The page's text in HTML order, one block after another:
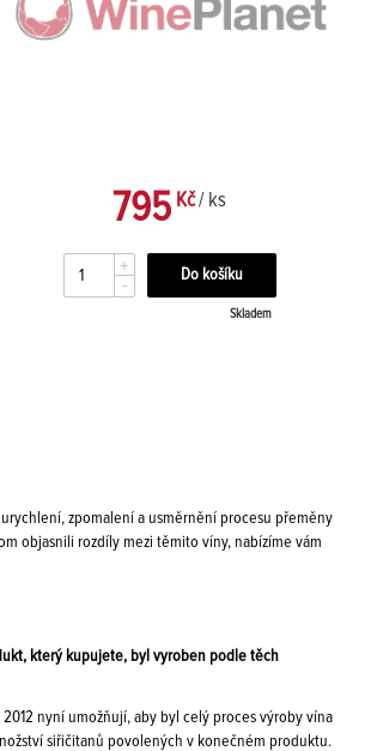
795 Kč/ ks
+
-
Skladem
zpomalení a usměrnění procesu přeměny
objasnili rozdíly mezi těmito víny, nabízíme vám
který kupujete, byl vyroben podle těch
nyní umožňují, aby byl celý proces výroby vína
siřičitanů povolených v konečném produktu.